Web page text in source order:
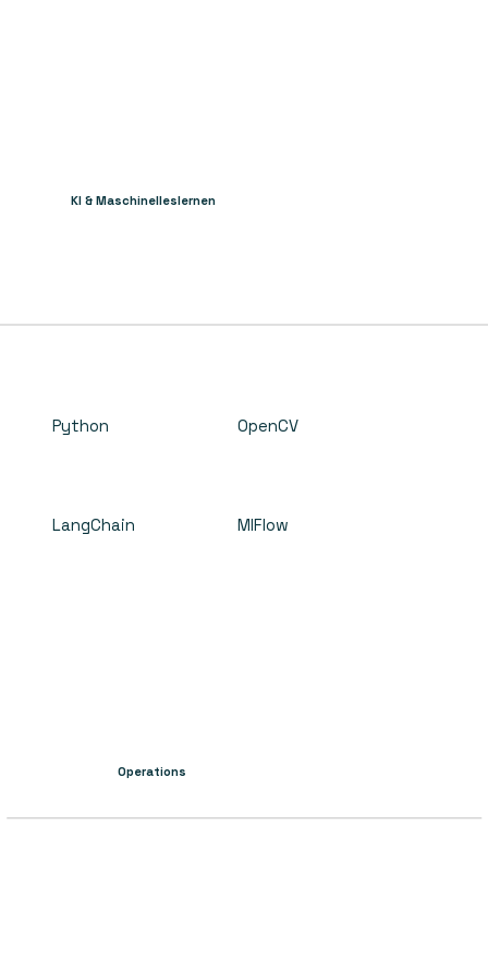
KI & Maschinelleslernen
Python OpenCV
LangChain MlFlow
Operations